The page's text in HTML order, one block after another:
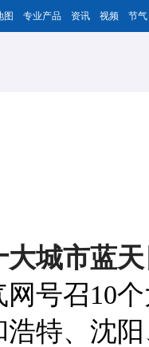
图 专业产品 资讯 视频 节气
大城市蓝
网号召10
特、沈